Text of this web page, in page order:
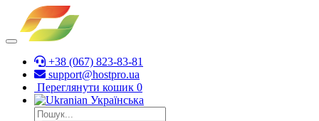
+38 (067) 823-83-81
support@hostpro.ua
Переглянути кошик 0
Українська